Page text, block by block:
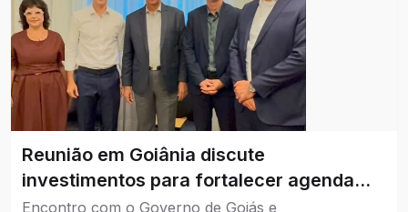
Reunião em Goiânia discute
investimentos para fortalecer agenda
ambiental de Catalão.
Encontro com o Governo de Goiás e